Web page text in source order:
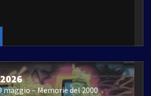
– Memorie del 2000